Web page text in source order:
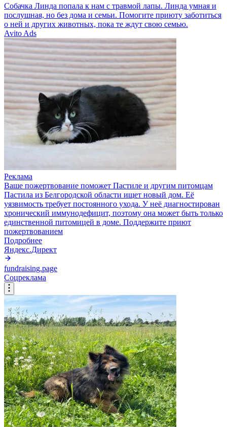
Собачка Линда попала к нам с травмой лапы. Линда умная и
послушная, но без дома и семьи. Помогите приюту заботиться
о ней и других животных, пока те ждут свою семью.
Avito Ads
Реклама
Ваше пожертвование поможет Пастиле и другим питомцам
Пастила из Белгородской области ищет новый дом. Её
уязвимость требует постоянного ухода. У неё диагностирован
хронический иммунодефицит, поэтому она может быть только
единственной питомицей в доме. Поддержите приют
пожертвованием
Подробнее
Яндекс.Директ
fundraising.page
Соцреклама